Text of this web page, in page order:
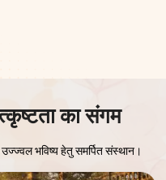
का संगम
उज्ज्वल भविष्य हेतु समर्पित संस्थान।